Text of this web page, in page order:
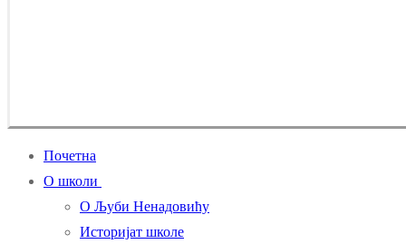
Почетна
О школи
О Љуби Ненадовићу
Историјат школе